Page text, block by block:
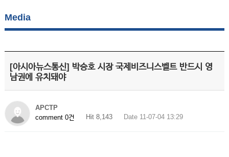
Media
[아시아뉴스통신] 박승호 시장 국제비즈니스벨트 반드시 영
남권에 유치돼야
APCTP
comment 0건
Hit 8,143 Date 11-07-04 13:29